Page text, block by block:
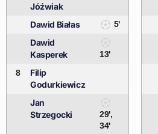
Jóźwiak
Dawid Białas
5'
Dawid
Kasperek
13'
8
Filip
Godurkiewicz
Jan
Strzegocki
29',
34'